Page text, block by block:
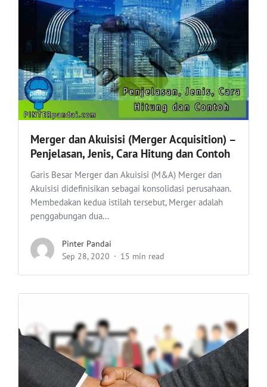
Merger dan Akuisisi (Merger Acquisition) –
Penjelasan, Jenis, Cara Hitung dan Contoh
Garis Besar Merger dan Akuisisi (M&A) Merger dan
Akuisisi didefinisikan sebagai konsolidasi perusahaan.
Membedakan kedua istilah tersebut, Merger adalah
penggabungan dua...
Pinter Pandai
Sep 28, 2020
15 min read